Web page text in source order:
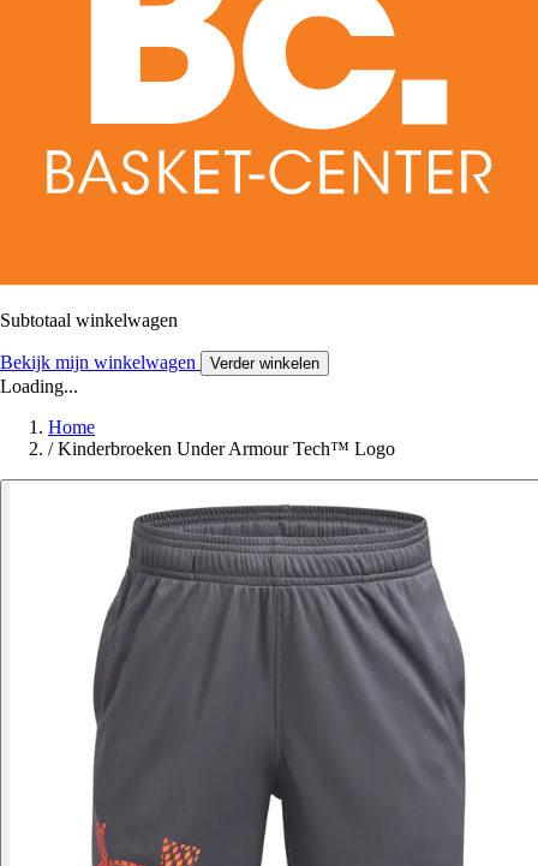
Subtotaal winkelwagen
Bekijk mijn winkelwagen Verder winkelen
Loading...
Home
/ Kinderbroeken Under Armour Tech™ Logo